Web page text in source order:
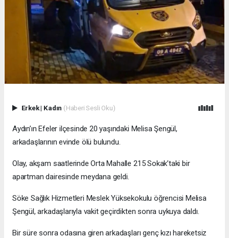
Erkek| Kadın (Haberi Sesli Oku)
Aydın’ın Efeler ilçesinde 20 yaşındaki Melisa Şengül,
arkadaşlarının evinde ölü bulundu.
Olay, akşam saatlerinde Orta Mahalle 215 Sokak’taki bir
apartman dairesinde meydana geldi.
Söke Sağlık Hizmetleri Meslek Yüksekokulu öğrencisi Melisa
Şengül, arkadaşlarıyla vakit geçirdikten sonra uykuya daldı.
Bir süre sonra odasına giren arkadaşları genç kızı hareketsiz